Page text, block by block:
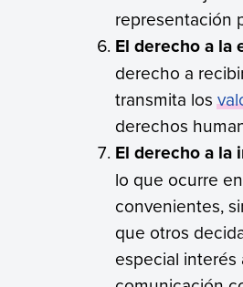
representación
El derecho a la
derecho a
transmita los
derechos
El derecho a la
lo que ocurre
convenientes,
que otros
especial